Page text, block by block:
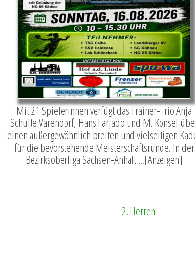
Mit 21 Spielerinnen verfügt das Trainer‑Trio Anja
Schulte Varendorf, Hans Farjado und M. Konsel
einen außergewöhnlich breiten und vielseitigen
für die bevorstehende Meisterschaftsrunde. In der
Bezirksoberliga Sachsen‑Anhalt ...[Anzeigen]
2. Herren